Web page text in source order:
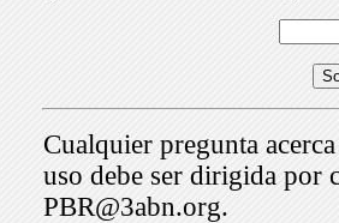
Cualquier pregunta
uso debe ser dirigida por
PBR@3abn.org.